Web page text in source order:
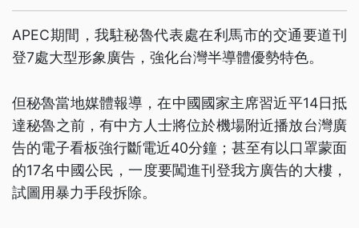
APEC期間，我駐秘魯代表處在利馬市的交通要道刊
登7處大型形象廣告，強化台灣半導體優勢特色。
但秘魯當地媒體報導，在中國國家主席習近平14日抵
達秘魯之前，有中方人士將位於機場附近播放台灣廣
告的電子看板強行斷電近40分鐘；甚至有以口罩蒙面
的17名中國公民，一度要闖進刊登我方廣告的大樓，
試圖用暴力手段拆除。